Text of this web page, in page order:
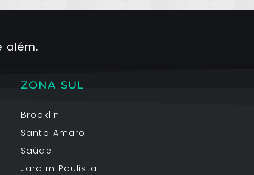
além.
ZONA SUL
Brooklin
Santo Amaro
Saúde
Jardim Paulista